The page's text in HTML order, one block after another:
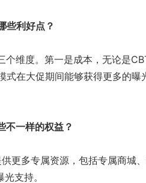
些利好点？
个维度。第一是成本，无论是
式在大促期间能够获得更多的曝
不一样的权益？
更多专属资源，包括专属商城
支持。